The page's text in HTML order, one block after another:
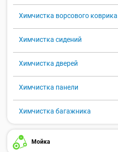
Химчистка ворсового коврика
Химчистка сидений
Химчистка дверей
Химчистка панели
Химчистка багажника
Мойка